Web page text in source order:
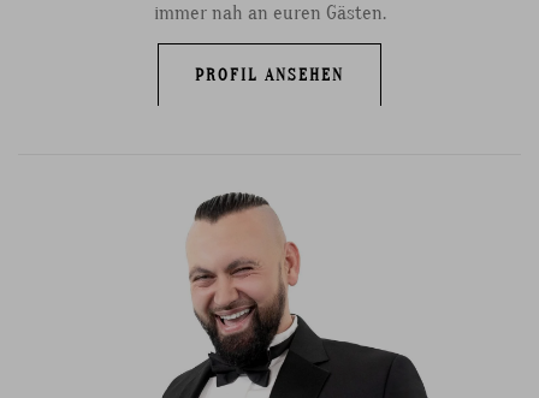
immer nah an euren Gästen.
PROFIL ANSEHEN